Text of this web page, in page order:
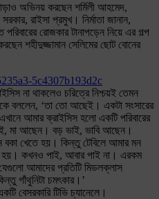
অভিনয় করছেন শর্মিলী আহমেদ,
রাইসা প্রমুখ। নির্মাতা জানান,
রোজকার টানাপড়েন নিয়ে এর গল্প
শহীদুজ্জামান সেলিমের ছোট বোনের
না থাকলেও চরিত্রে নিশ্চয়ই তেমন
বললেন, ‘তা তো আছেই। একটা সংসারের
আমার ক্রাইসিস হলো একটি পরিবারের
মা আছেন। বড় ভাই, ভাবি আছেন।
বকা খেতে হয়। কিন্তু টেবিলে আমার মন
হয়। কখনও পাই, আবার পাই না। এরকম
আমাদের প্রতিটি মিডলক্লাস
গাঁথুনিটা চমৎকার।’
বেসরকারি টিভি চ্যানেলে।